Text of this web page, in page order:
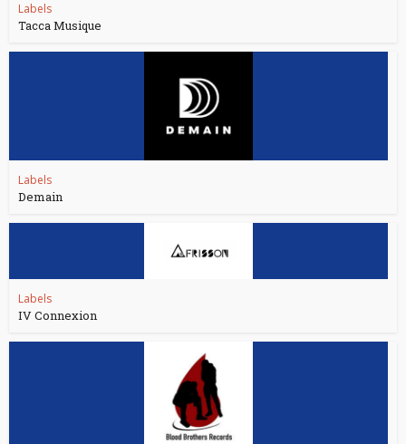
Labels
Tacca Musique
Labels
Demain
Labels
IV Connexion